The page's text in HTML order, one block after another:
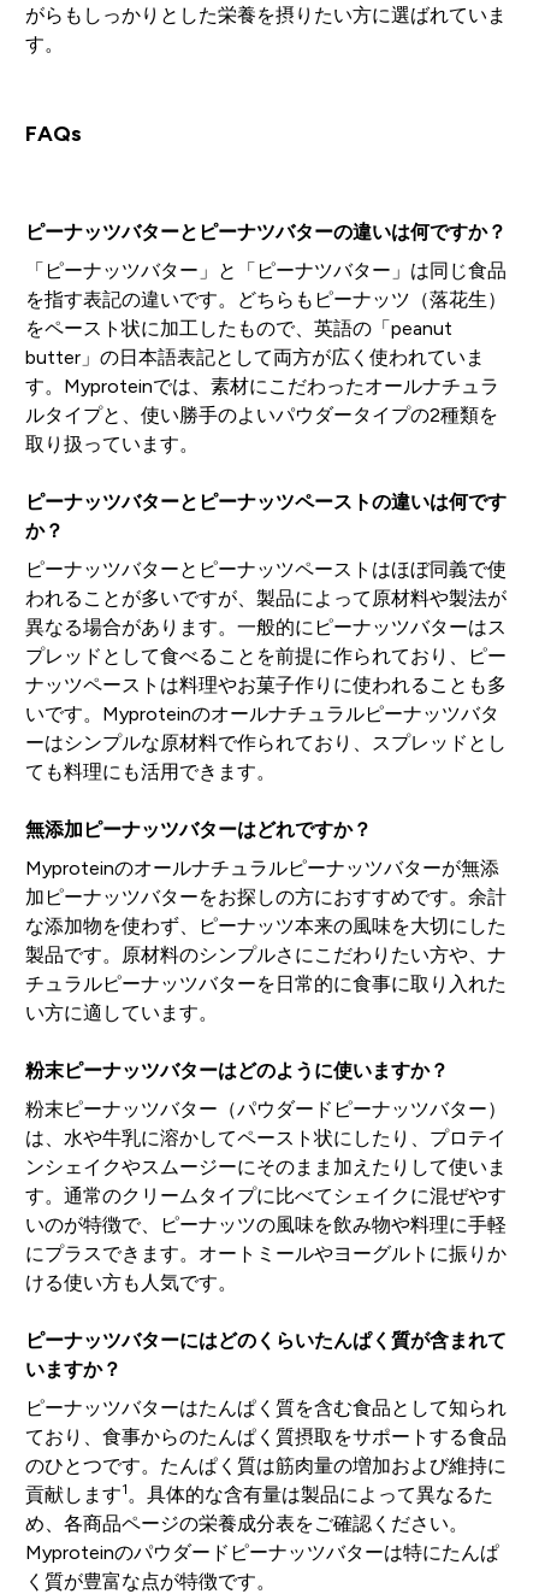
がらもしっかりとした栄養を摂りたい方に選ばれていま
す。
FAQs
ピーナッツバターとピーナツバターの違いは何ですか？
「ピーナッツバター」と「ピーナツバター」は同じ食品
を指す表記の違いです。どちらもピーナッツ（落花生）
をペースト状に加工したもので、英語の「peanut
butter」の日本語表記として両方が広く使われていま
す。Myproteinでは、素材にこだわったオールナチュラ
ルタイプと、使い勝手のよいパウダータイプの2種類を
取り扱っています。
ピーナッツバターとピーナッツペーストの違いは何です
か？
ピーナッツバターとピーナッツペーストはほぼ同義で使
われることが多いですが、製品によって原材料や製法が
異なる場合があります。一般的にピーナッツバターはス
プレッドとして食べることを前提に作られており、ピー
ナッツペーストは料理やお菓子作りに使われることも多
いです。Myproteinのオールナチュラルピーナッツバタ
ーはシンプルな原材料で作られており、スプレッドとし
ても料理にも活用できます。
無添加ピーナッツバターはどれですか？
Myproteinのオールナチュラルピーナッツバターが無添
加ピーナッツバターをお探しの方におすすめです。余計
な添加物を使わず、ピーナッツ本来の風味を大切にした
製品です。原材料のシンプルさにこだわりたい方や、ナ
チュラルピーナッツバターを日常的に食事に取り入れた
い方に適しています。
粉末ピーナッツバターはどのように使いますか？
粉末ピーナッツバター（パウダードピーナッツバター）
は、水や牛乳に溶かしてペースト状にしたり、プロテイ
ンシェイクやスムージーにそのまま加えたりして使いま
す。通常のクリームタイプに比べてシェイクに混ぜやす
いのが特徴で、ピーナッツの風味を飲み物や料理に手軽
にプラスできます。オートミールやヨーグルトに振りか
ける使い方も人気です。
ピーナッツバターにはどのくらいたんぱく質が含まれて
いますか？
ピーナッツバターはたんぱく質を含む食品として知られ
ており、食事からのたんぱく質摂取をサポートする食品
のひとつです。たんぱく質は筋肉量の増加および維持に
貢献します1 。具体的な含有量は製品によって異なるた
め、各商品ページの栄養成分表をご確認ください。
Myproteinのパウダードピーナッツバターは特にたんぱ
く質が豊富な点が特徴です。